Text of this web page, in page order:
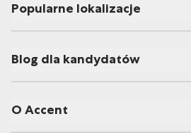
Popularne lokalizacje
Blog dla kandydatów
O Accent